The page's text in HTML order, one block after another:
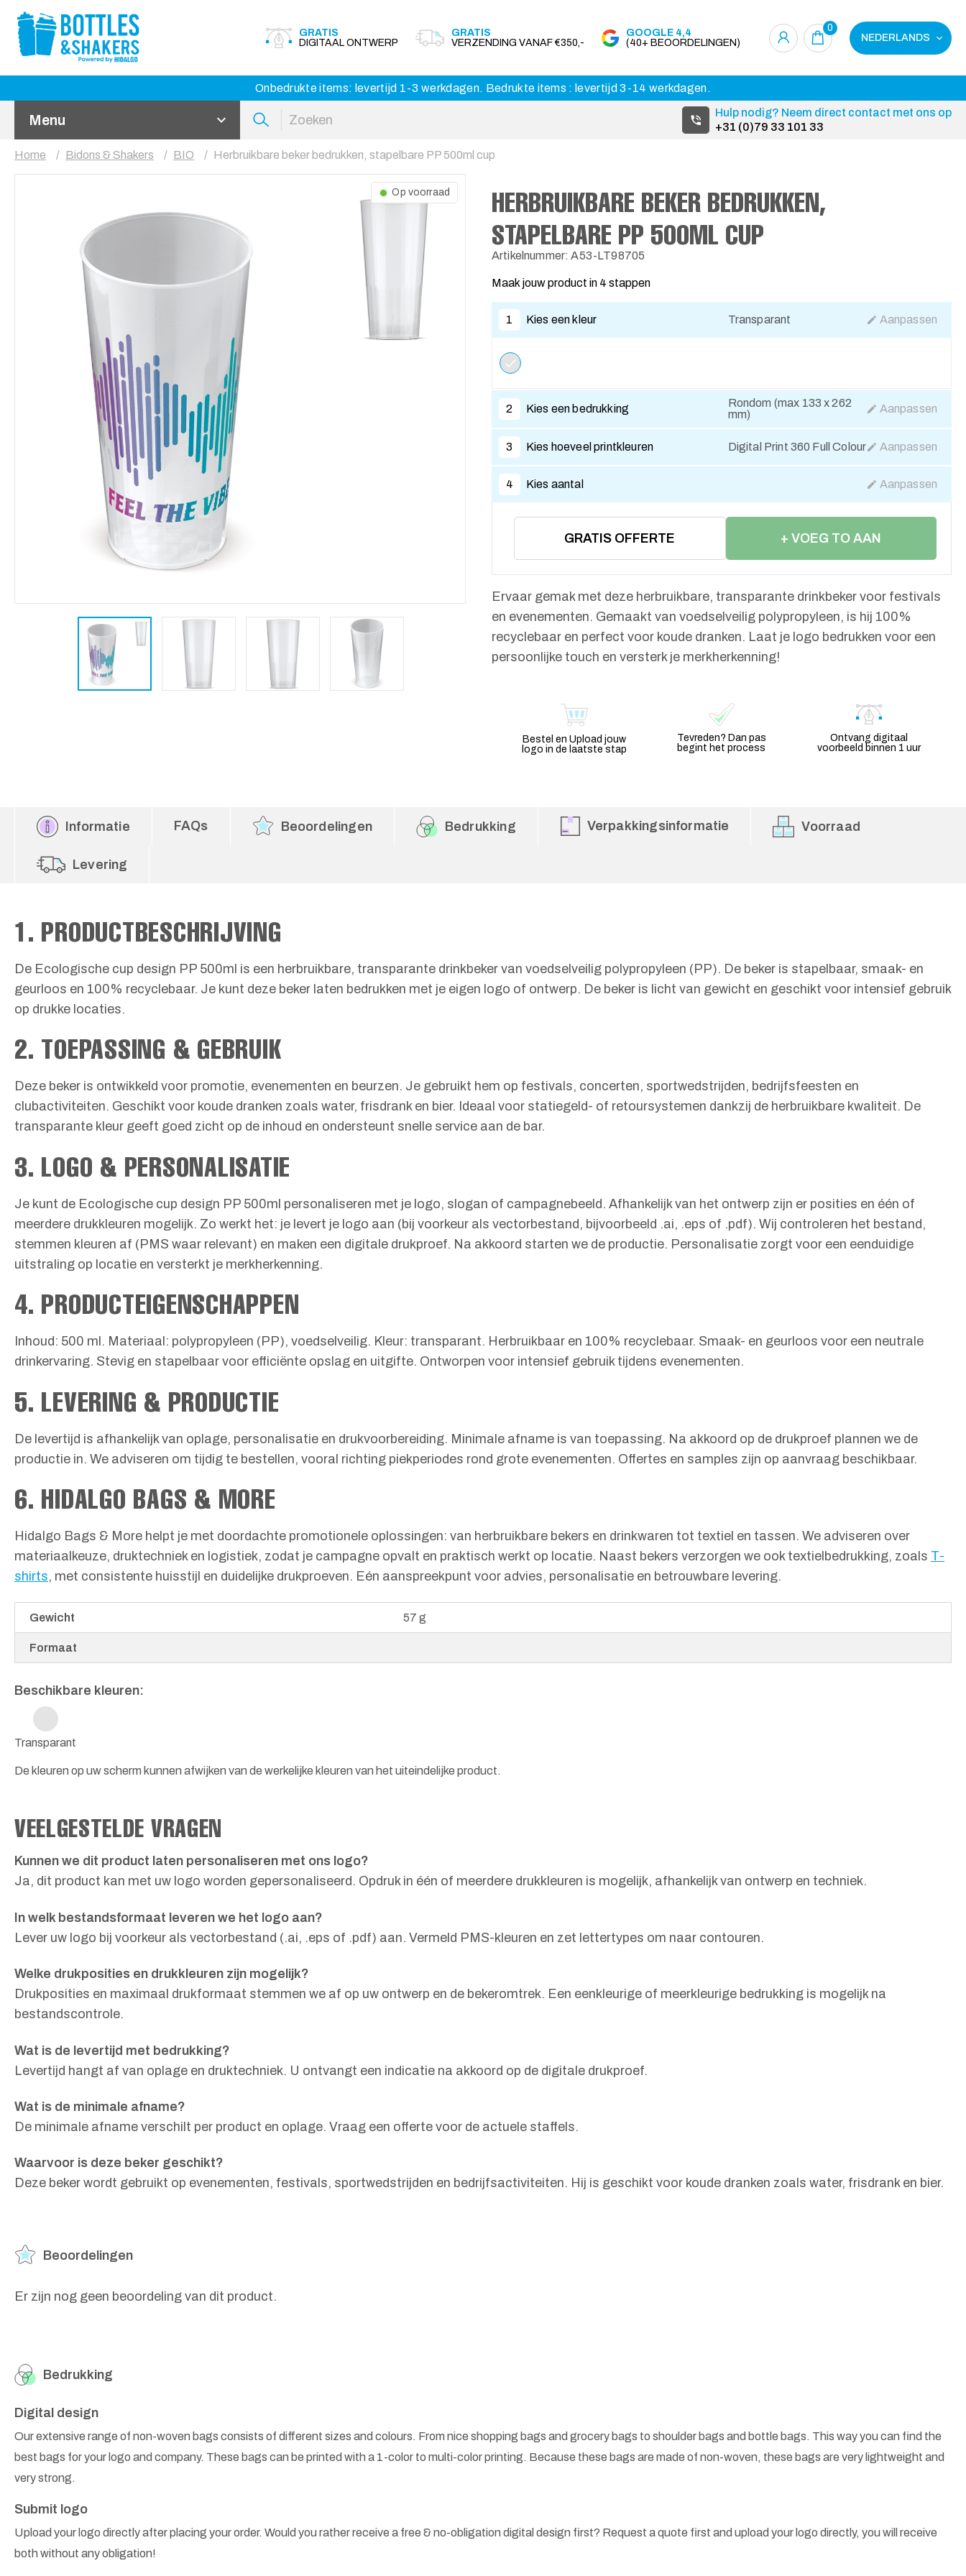
GRATIS
DIGITAAL ONTWERP
GRATIS
VERZENDING VANAF €350,-
GOOGLE 4,4
(40+ BEOORDELINGEN)
0
NEDERLANDS
Onbedrukte items: levertijd 1-3 werkdagen. Bedrukte items : levertijd 3-14 werkdagen.
Menu
Hulp nodig? Neem direct contact met ons op
+31 (0)79 33 101 33
Home Bidons & Shakers BIO Herbruikbare beker bedrukken, stapelbare PP 500ml cup
Op voorraad
HERBRUIKBARE BEKER BEDRUKKEN,
STAPELBARE PP 500ML CUP
Artikelnummer: A53-LT98705
Maak jouw product in 4 stappen
1 Kies een kleur Transparant Aanpassen
2 Kies een bedrukking
Rondom (max 133 x 262
mm)
Aanpassen
3 Kies hoeveel printkleuren Digital Print 360 Full Colour Aanpassen
4 Kies aantal Aanpassen
GRATIS OFFERTE + VOEG TO AAN
Ervaar gemak met deze herbruikbare, transparante drinkbeker voor festivals
en evenementen. Gemaakt van voedselveilig polypropyleen, is hij 100%
recyclebaar en perfect voor koude dranken. Laat je logo bedrukken voor een
persoonlijke touch en versterk je merkherkenning!
Bestel en Upload jouw
logo in de laatste stap
Tevreden? Dan pas
begint het process
Ontvang digitaal
voorbeeld binnen 1 uur
Informatie FAQs Beoordelingen Bedrukking Verpakkingsinformatie Voorraad
Levering
1. PRODUCTBESCHRIJVING
De Ecologische cup design PP 500ml is een herbruikbare, transparante drinkbeker van voedselveilig polypropyleen (PP). De beker is stapelbaar, smaak- en
geurloos en 100% recyclebaar. Je kunt deze beker laten bedrukken met je eigen logo of ontwerp. De beker is licht van gewicht en geschikt voor intensief gebruik
op drukke locaties.
2. TOEPASSING & GEBRUIK
Deze beker is ontwikkeld voor promotie, evenementen en beurzen. Je gebruikt hem op festivals, concerten, sportwedstrijden, bedrijfsfeesten en
clubactiviteiten. Geschikt voor koude dranken zoals water, frisdrank en bier. Ideaal voor statiegeld- of retoursystemen dankzij de herbruikbare kwaliteit. De
transparante kleur geeft goed zicht op de inhoud en ondersteunt snelle service aan de bar.
3. LOGO & PERSONALISATIE
Je kunt de Ecologische cup design PP 500ml personaliseren met je logo, slogan of campagnebeeld. Afhankelijk van het ontwerp zijn er posities en één of
meerdere drukkleuren mogelijk. Zo werkt het: je levert je logo aan (bij voorkeur als vectorbestand, bijvoorbeeld .ai, .eps of .pdf). Wij controleren het bestand,
stemmen kleuren af (PMS waar relevant) en maken een digitale drukproef. Na akkoord starten we de productie. Personalisatie zorgt voor een eenduidige
uitstraling op locatie en versterkt je merkherkenning.
4. PRODUCTEIGENSCHAPPEN
Inhoud: 500 ml. Materiaal: polypropyleen (PP), voedselveilig. Kleur: transparant. Herbruikbaar en 100% recyclebaar. Smaak- en geurloos voor een neutrale
drinkervaring. Stevig en stapelbaar voor efficiënte opslag en uitgifte. Ontworpen voor intensief gebruik tijdens evenementen.
5. LEVERING & PRODUCTIE
De levertijd is afhankelijk van oplage, personalisatie en drukvoorbereiding. Minimale afname is van toepassing. Na akkoord op de drukproef plannen we de
productie in. We adviseren om tijdig te bestellen, vooral richting piekperiodes rond grote evenementen. Offertes en samples zijn op aanvraag beschikbaar.
6. HIDALGO BAGS & MORE
Hidalgo Bags & More helpt je met doordachte promotionele oplossingen: van herbruikbare bekers en drinkwaren tot textiel en tassen. We adviseren over
materiaalkeuze, druktechniek en logistiek, zodat je campagne opvalt en praktisch werkt op locatie. Naast bekers verzorgen we ook textielbedrukking, zoals T-
shirts, met consistente huisstijl en duidelijke drukproeven. Eén aanspreekpunt voor advies, personalisatie en betrouwbare levering.
Gewicht 57 g
Formaat
Beschikbare kleuren:
Transparant
De kleuren op uw scherm kunnen afwijken van de werkelijke kleuren van het uiteindelijke product.
VEELGESTELDE VRAGEN
Kunnen we dit product laten personaliseren met ons logo?
Ja, dit product kan met uw logo worden gepersonaliseerd. Opdruk in één of meerdere drukkleuren is mogelijk, afhankelijk van ontwerp en techniek.
In welk bestandsformaat leveren we het logo aan?
Lever uw logo bij voorkeur als vectorbestand (.ai, .eps of .pdf) aan. Vermeld PMS-kleuren en zet lettertypes om naar contouren.
Welke drukposities en drukkleuren zijn mogelijk?
Drukposities en maximaal drukformaat stemmen we af op uw ontwerp en de bekeromtrek. Een eenkleurige of meerkleurige bedrukking is mogelijk na
bestandscontrole.
Wat is de levertijd met bedrukking?
Levertijd hangt af van oplage en druktechniek. U ontvangt een indicatie na akkoord op de digitale drukproef.
Wat is de minimale afname?
De minimale afname verschilt per product en oplage. Vraag een offerte voor de actuele staffels.
Waarvoor is deze beker geschikt?
Deze beker wordt gebruikt op evenementen, festivals, sportwedstrijden en bedrijfsactiviteiten. Hij is geschikt voor koude dranken zoals water, frisdrank en bier.
Beoordelingen
Er zijn nog geen beoordeling van dit product.
Bedrukking
Digital design
Our extensive range of non-woven bags consists of different sizes and colours. From nice shopping bags and grocery bags to shoulder bags and bottle bags. This way you can find the
best bags for your logo and company. These bags can be printed with a 1-color to multi-color printing. Because these bags are made of non-woven, these bags are very lightweight and
very strong.
Submit logo
Upload your logo directly after placing your order. Would you rather receive a free & no-obligation digital design first? Request a quote first and upload your logo directly, you will receive
both without any obligation!